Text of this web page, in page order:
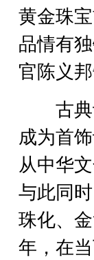
黄金珠
品情有
官陈义邦
古典
成为首
从中华
与此同
珠化、
年，在当